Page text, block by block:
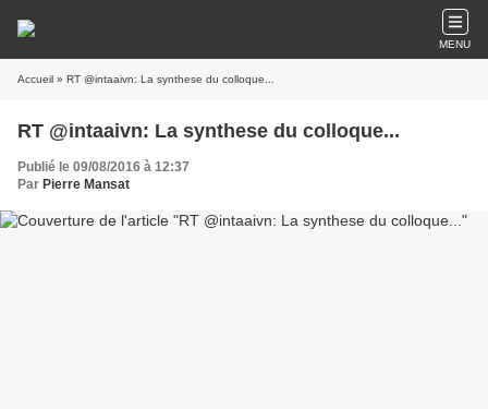
MENU
Accueil » RT @intaaivn: La synthese du colloque...
RT @intaaivn: La synthese du colloque...
Publié le 09/08/2016 à 12:37
Par Pierre Mansat